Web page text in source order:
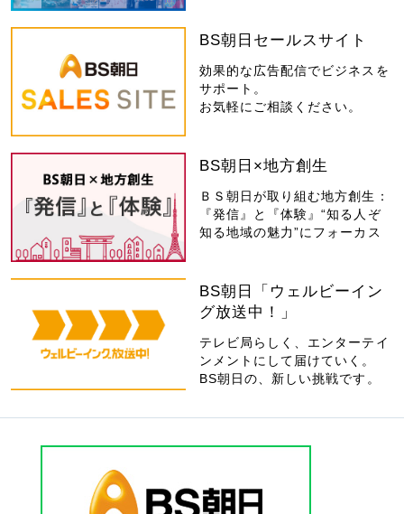
BS朝日セールスサイト
効果的な広告配信でビジネスを
サポート。
お気軽にご相談ください。
BS朝日×地方創生
ＢＳ朝日が取り組む地方創生：
『発信』と『体験』“知る人ぞ
知る地域の魅力”にフォーカス
BS朝日「ウェルビーイン
グ放送中！」
テレビ局らしく、エンターテイ
ンメントにして届けていく。
BS朝日の、新しい挑戦です。